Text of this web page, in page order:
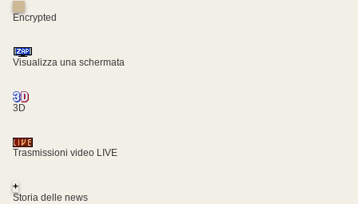
Encrypted
Visualizza una schermata
3D
Trasmissioni video LIVE
+
Storia delle news